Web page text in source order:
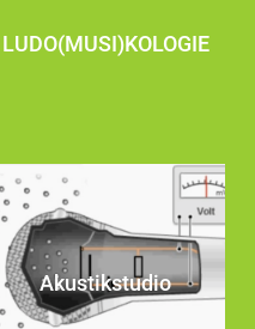
LUDO(MUSI)KOLOGIE
Akustikstudio